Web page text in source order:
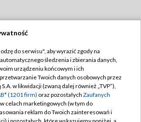
TVP
TVP
Regulamin TVP
Polityka prywatności
Moje zgody
do serwisu", aby wyrazić zgody na
śledzenia i zbierania danych,
urządzeniu końcowym i ich
Twoich danych osobowych przez
w likwidacji (zwaną dalej również „TVP”),
(1201 firm) oraz pozostałych Zaufanych
celach marketingowych (w tym do
reklam do Twoich zainteresowań i